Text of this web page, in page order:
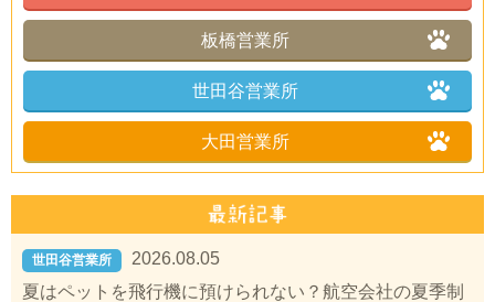
板橋営業所
世田谷営業所
大田営業所
世田谷営業所
2026.08.05
夏はペットを飛行機に預けられない？航空会社の夏季制